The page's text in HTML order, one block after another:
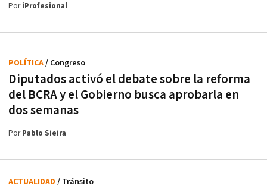
PoriProfesional
Diputados activó el debate sobre la reforma
del BCRA y el Gobierno busca aprobarla en
dos semanas
POLÍTICA/ Congreso
PorPablo Sieira
ACTUALIDAD / Tránsito